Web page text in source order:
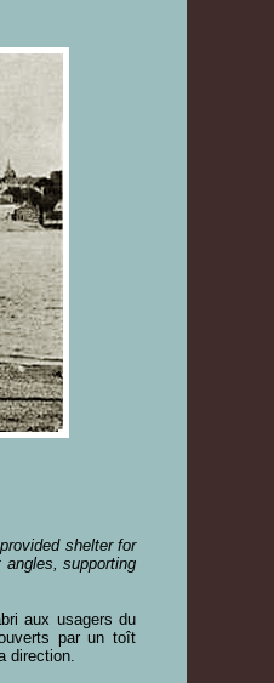
shelter for
supporting
aux usagers du
par un toît
direction.